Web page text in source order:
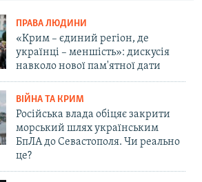
ПРАВА ЛЮДИНИ
«Крим – єдиний регіон, де
українці – меншість»: дискусія
навколо нової пам'ятної дати
ВІЙНА ТА КРИМ
Російська влада обіцяє закрити
морський шлях українським
БпЛА до Севастополя. Чи реально
це?